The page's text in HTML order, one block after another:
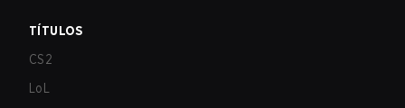
TÍTULOS
CS2
LoL